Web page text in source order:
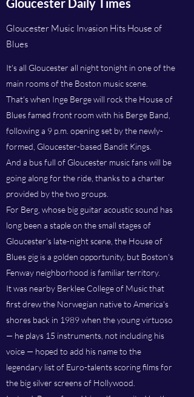
Gloucester Music Invasion Hits House of
Blues
It's all Gloucester all night tonight in one of the
main rooms of the Boston music scene.
That's when Inge Berge will rock the House of
Blues famed front room with his Berge Band,
following a 9 p.m. opening set by the newly-
formed, Gloucester-based Bandit Kings.
And a bus full of Gloucester music fans will be
going along for the ride, thanks to a charter
provided by the two groups.
For Berg, whose big guitar acoustic sound has
long been a staple on the small stages of
Gloucester's late-night scene, the House of
Blues gig is a golden opportunity, but Boston's
Fenway neighborhood is familiar territory.
It was nearby Berklee College of Music that
first drew the Norwegian native to America's
shores back in 1989 when the young virtuoso
— he plays 15 instruments, not including his
voice — hoped to add his name to the
legendary list of Euro-talents scoring films for
the big silver screens of Hollywood.